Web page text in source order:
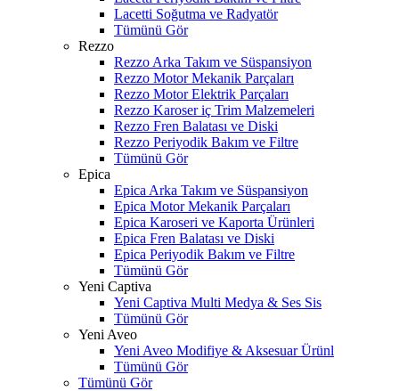
Lacetti Soğutma ve Radyatör
Tümünü Gör
Rezzo
Rezzo Arka Takım ve Süspansiyon
Rezzo Motor Mekanik Parçaları
Rezzo Motor Elektrik Parçaları
Rezzo Karoser iç Trim Malzemeleri
Rezzo Fren Balatası ve Diski
Rezzo Periyodik Bakım ve Filtre
Tümünü Gör
Epica
Epica Arka Takım ve Süspansiyon
Epica Motor Mekanik Parçaları
Epica Karoseri ve Kaporta Ürünleri
Epica Fren Balatası ve Diski
Epica Periyodik Bakım ve Filtre
Tümünü Gör
Yeni Captiva
Yeni Captiva Multi Medya & Ses Sis
Tümünü Gör
Yeni Aveo
Yeni Aveo Modifiye & Aksesuar Ürünl
Tümünü Gör
Tümünü Gör